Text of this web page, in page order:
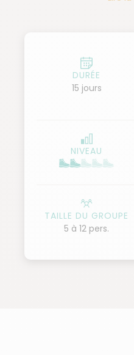
d’une Islande sauvage,
connaisseur de la
légendes islandaises.
Chaque soir, le confort
en dur et refuges
Geysers jaillissants,
cascades d’or, plages
unique où aventure et
une harmonie rare.
DURÉE
15 jours
NIVEAU
TAILLE DU GROUPE
5 à 12 pers.